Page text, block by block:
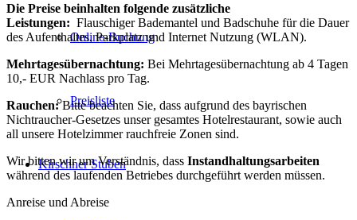
Online-Buchung
Preisliste
Kirschner Stuben
Die Preise beinhalten folgende zusätzliche
Leistungen: Flauschiger Bademantel und Badschuhe für die Dauer
des Aufenthaltes, Parkplatz und Internet Nutzung (WLAN).
Mehrtagesübernachtung: Bei Mehrtagesübernachtung ab 4 Tagen
10,- EUR Nachlass pro Tag.
Rauchen:Bitte beachten Sie, dass aufgrund des bayrischen
Nichtraucher-Gesetzes unser gesamtes Hotelrestaurant, sowie auch
all unsere Hotelzimmer rauchfreie Zonen sind.
Wir bitten wir um Verständnis, dass Instandhaltungsarbeiten
während des laufenden Betriebes durchgeführt werden müssen.
Anreise und Abreise